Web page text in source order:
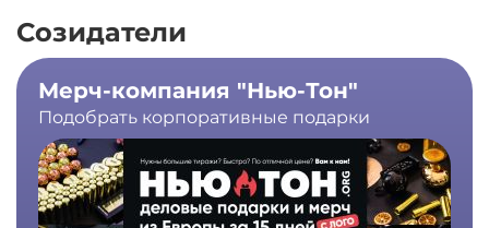
Созидатели
Мерч-компания "Нью-Тон"
Подобрать корпоративные подарки